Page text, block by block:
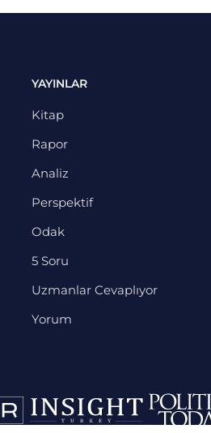
YAYINLAR
Kitap
Rapor
Analiz
Perspektif
Odak
5 Soru
Uzmanlar Cevaplıyor
Yorum